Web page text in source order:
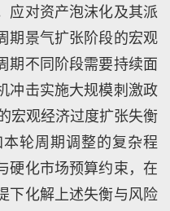
应对资产泡沫化及其派
期景气扩张阶段的宏观
期不同阶段需要持续面
冲击实施大规模刺激政
宏观经济过度扩张失衡
轮周期调整的复杂程
硬化市场预算约束，在
下化解上述失衡与风险